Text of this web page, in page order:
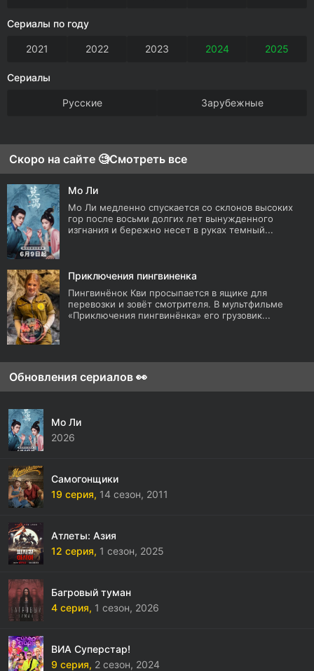
Сериалы по году
2021 2022 2023 2024 2025
Сериалы
Русские Зарубежные
Скоро на сайте 🧐Смотреть все
Мо Ли
Мо Ли медленно спускается со склонов высоких
гор после восьми долгих лет вынужденного
изгнания и бережно несет в руках темный...
Приключения пингвиненка
Пингвинёнок Кви просыпается в ящике для
перевозки и зовёт смотрителя. В мультфильме
«Приключения пингвинёнка» его грузовик...
Обновления сериалов 👀
Мо Ли
2026
Самогонщики
19 серия, 14 сезон, 2011
Атлеты: Азия
12 серия, 1 сезон, 2025
Багровый туман
4 серия, 1 сезон, 2026
ВИА Суперстар!
9 серия, 2 сезон, 2024